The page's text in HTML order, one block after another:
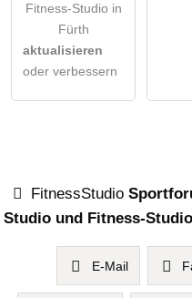
Fitness-Studio in
Fürth
aktualisieren
oder verbessern
FitnessStudio
Studio und Fitness-
E-Mail